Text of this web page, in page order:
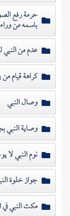
حرمة رفع
باسمه من
عدم من النبي
كراهة قيام
وصال النبي
وصاية النبي
نوم النبي
جواز خلوة
مكث النبي في